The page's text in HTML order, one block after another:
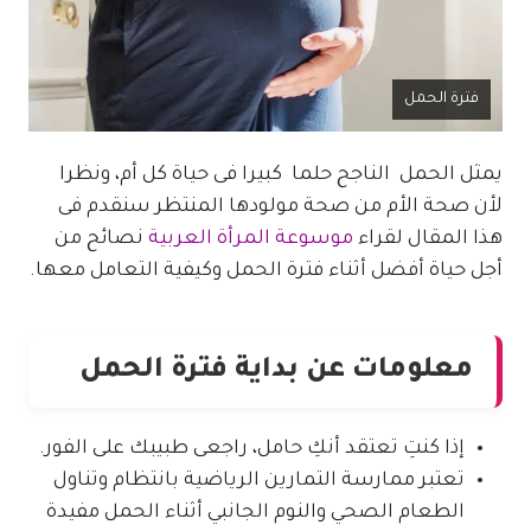
فترة الحمل
يمثل الحمل الناجح حلما كبيرا فى حياة كل أم، ونظرا
لأن صحة الأم من صحة مولودها المنتظر سنقدم فى
هذا المقال لقراء موسوعة المرأة العربية نصائح من
أجل حياة أفضل أثناء فترة الحمل وكيفية التعامل معها.
معلومات عن بداية فترة الحمل
إذا كنتِ تعتقد أنكِ حامل، راجعى طبيبك على الفور.
تعتبر ممارسة التمارين الرياضية بانتظام وتناول
الطعام الصحي والنوم الجانبي أثناء الحمل مفيدة